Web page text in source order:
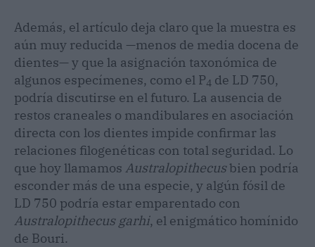
Además, el artículo deja claro que la muestra es
aún muy reducida —menos de media docena de
dientes— y que la asignación taxonómica de
algunos especímenes, como el P4 de LD 750,
podría discutirse en el futuro. La ausencia de
restos craneales o mandibulares en asociación
directa con los dientes impide confirmar las
relaciones filogenéticas con total seguridad. Lo
que hoy llamamos Australopithecusbien podría
esconder más de una especie, y algún fósil de
LD 750 podría estar emparentado con
Australopithecus garhi, el enigmático homínido
de Bouri.